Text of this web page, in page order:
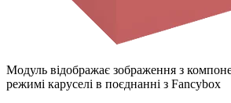
Модуль відображає зображення з
режимі каруселі в поєднанні з Fancybox